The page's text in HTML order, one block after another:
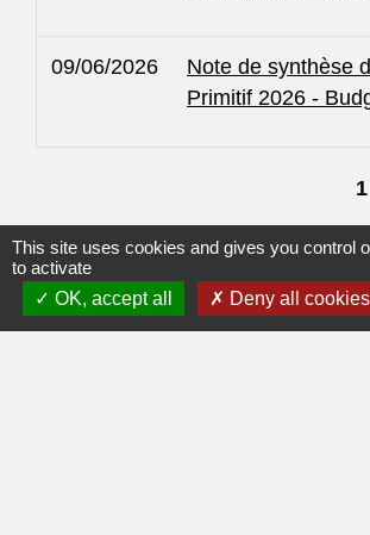
09/06/2026
Note de synthèse
Primitif 2026 -
1
Contacts
This site uses cookies and gives you control
to activate
OK, accept all
Deny all cookies